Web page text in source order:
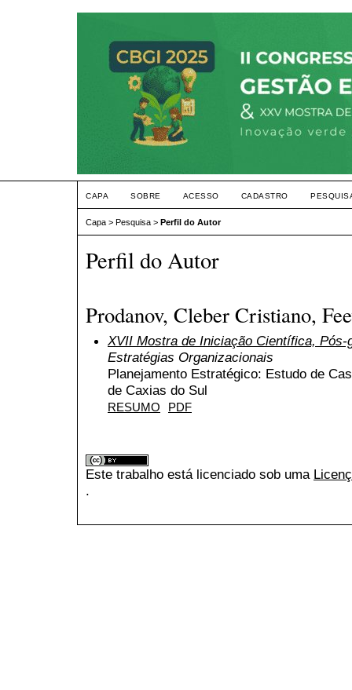
CAPA SOBRE ACESSO CADASTRO
Capa > Pesquisa > Perfil do Autor
Perfil do Autor
Prodanov, Cleber Cristiano,
XVII Mostra de Iniciação Científica,
Estratégias Organizacionais
Planejamento Estratégico: Estudo de
de Caxias do Sul
RESUMO PDF
Este trabalho está licenciado sob uma
.